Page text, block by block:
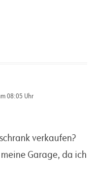
08:05 Uhr
verkaufen?
Garage, da ich